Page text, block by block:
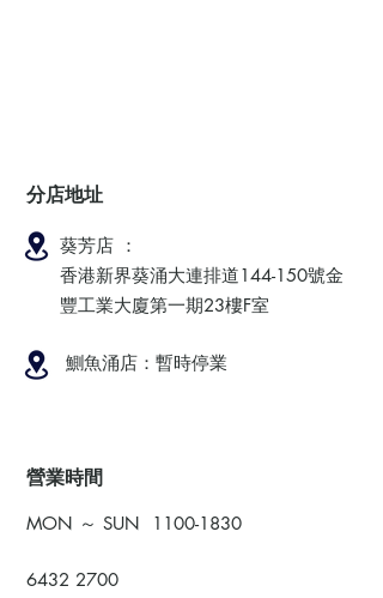
分店地址
葵芳店 ：
香港新界葵涌大連排道144-150號金
豐工業大廈第一期23樓F室
鰂魚涌店：暫時停業
​營業時間
MON ～ SUN 1100-1830
6432 2700